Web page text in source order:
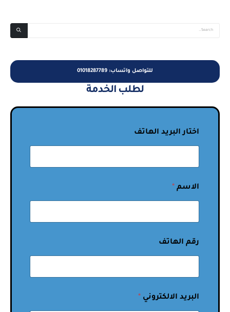
للتواصل واتساب: 01018287789
لطلب الخدمة
اختار البريد الهاتف
الاسم *
رقم الهاتف
البريد الالكتروني *